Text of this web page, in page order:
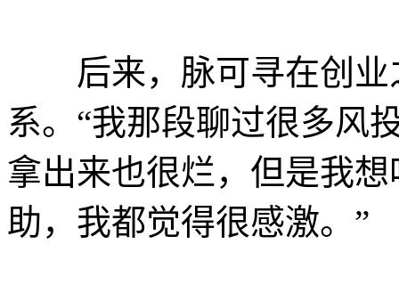
后来，脉可寻在创业
系。“我那段聊过很多风
拿出来也很烂，但是我
助，我都觉得很感激。”